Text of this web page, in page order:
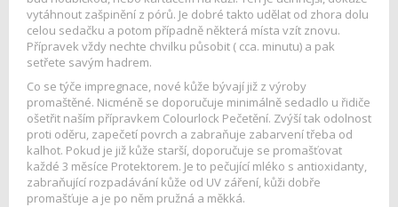
vytáhnout zašpinění z pórů. Je dobré takto udělat od zhora dolu
celou sedačku a potom případně některá místa vzít znovu.
Přípravek vždy nechte chvilku působit ( cca. minutu) a pak
setřete savým hadrem.
Co se týče impregnace, nové kůže bývají již z výroby
promaštěné. Nicméně se doporučuje minimálně sedadlo u řidiče
ošetřit naším přípravkem Colourlock Pečetění. Zvýší tak odolnost
proti oděru, zapečetí povrch a zabraňuje zabarvení třeba od
kalhot. Pokud je již kůže starší, doporučuje se promašťovat
každé 3 měsíce Protektorem. Je to pečující mléko s antioxidanty,
zabraňující rozpadávání kůže od UV záření, kůži dobře
promašťuje a je po něm pružná a měkká.